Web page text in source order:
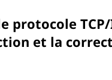
protocole
et la